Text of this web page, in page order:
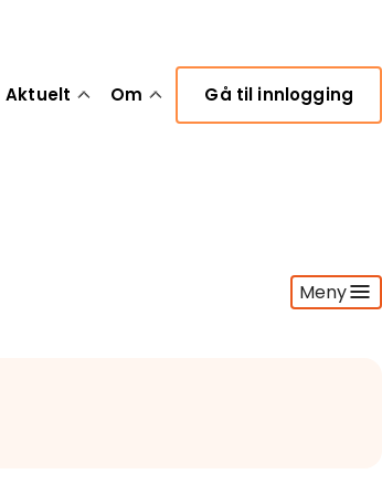
Aktuelt Om Gå til innlogging
Meny